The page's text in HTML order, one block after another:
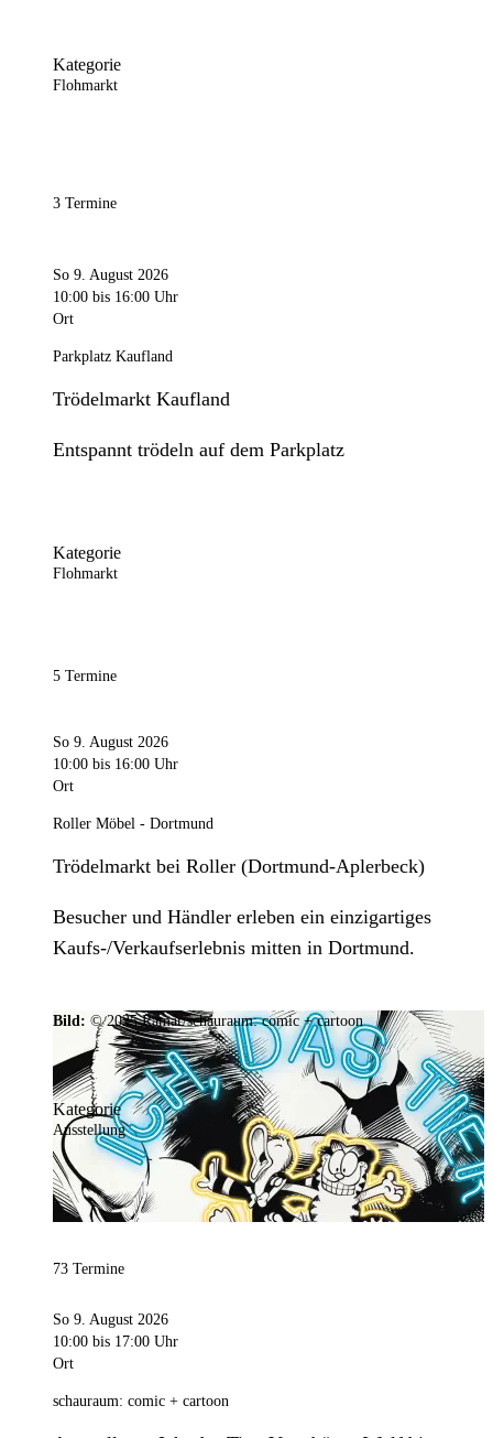
Kategorie
Flohmarkt
3 Termine
So 9. August 2026
10:00 bis 16:00 Uhr
Ort
Parkplatz Kaufland
Trödelmarkt Kaufland
Entspannt trödeln auf dem Parkplatz
Kategorie
Flohmarkt
5 Termine
So 9. August 2026
10:00 bis 16:00 Uhr
Ort
Roller Möbel - Dortmund
Trödelmarkt bei Roller (Dortmund-Aplerbeck)
Besucher und Händler erleben ein einzigartiges
Kaufs-/Verkaufserlebnis mitten in Dortmund.
Bild: © 2025 Ramar/schauraum: comic + cartoon
Kategorie
Ausstellung
73 Termine
So 9. August 2026
10:00 bis 17:00 Uhr
Ort
schauraum: comic + cartoon